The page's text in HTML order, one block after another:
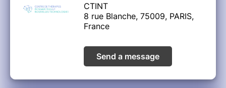
CTINT
8 rue Blanche, 75009, PARIS,
France
Send a message